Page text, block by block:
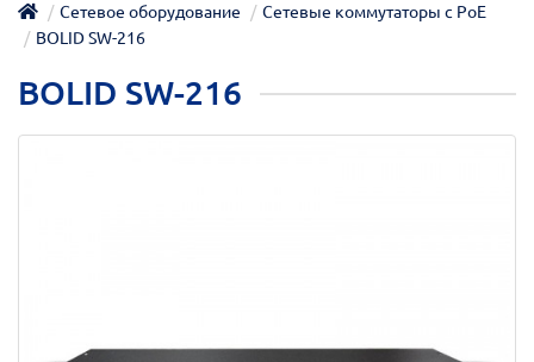
Сетевое оборудование
Сетевые коммутаторы с РоЕ
BOLID SW-216
BOLID SW-216